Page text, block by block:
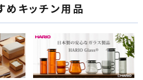
めキッチン用品